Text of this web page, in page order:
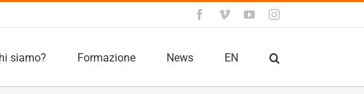
Facebook
VimeoYouTubeInstagram
siamo? Formazione News EN